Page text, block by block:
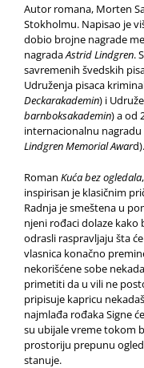
Autor romana, Morten
Stokholmu. Napisao je
dobio brojne nagrade
nagradaAstrid Lindgren.
savremenih švedskih
Udruženja pisaca
Deckarakademin) i
barnboksakademin) a od
internacionalnu
Lindgren Memorial Award).
Roman Kuća bez ogledala
inspirisan je klasičnim
Radnja je smeštena u
njeni rođaci dolaze kako
odrasli raspravljaju šta
vlasnica konačno
nekorišćene sobe
primetiti da u vili ne
pripisuje kapricu
najmlađa rođaka Signe
su ubijale vreme tokom
prostoriju prepunu
stanuje.